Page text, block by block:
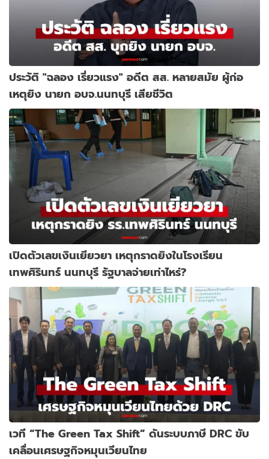
ประวัติ "ฉลอง เรี่ยวแรง" อดีต สส. หลายสมัย ผู้ก่อ
เหตุยิง นายก อบจ.นนทบุรี เสียชีวิต
เปิดตัวเลขเงินเยียวยา เหตุกราดยิงในโรงเรียน
เทพศิรินทร์ นนทบุรี รัฐบาลจ่ายเท่าไหร่?
เวที “The Green Tax Shift” ดันระบบภาษี DRC ขับ
เคลื่อนเศรษฐกิจหมุนเวียนไทย